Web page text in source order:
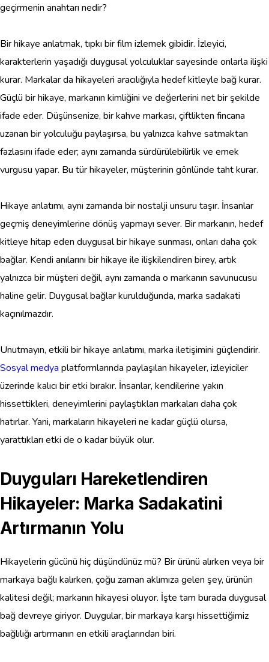
geçirmenin anahtarı nedir?
Bir hikaye anlatmak, tıpkı bir film izlemek gibidir. İzleyici,
karakterlerin yaşadığı duygusal yolculuklar sayesinde onlarla ilişki
kurar. Markalar da hikayeleri aracılığıyla hedef kitleyle bağ kurar.
Güçlü bir hikaye, markanın kimliğini ve değerlerini net bir şekilde
ifade eder. Düşünsenize, bir kahve markası, çiftlikten fincana
uzanan bir yolculuğu paylaşırsa, bu yalnızca kahve satmaktan
fazlasını ifade eder; aynı zamanda sürdürülebilirlik ve emek
vurgusu yapar. Bu tür hikayeler, müşterinin gönlünde taht kurar.
Hikaye anlatımı, aynı zamanda bir nostalji unsuru taşır. İnsanlar
geçmiş deneyimlerine dönüş yapmayı sever. Bir markanın, hedef
kitleye hitap eden duygusal bir hikaye sunması, onları daha çok
bağlar. Kendi anılarını bir hikaye ile ilişkilendiren birey, artık
yalnızca bir müşteri değil, aynı zamanda o markanın savunucusu
haline gelir. Duygusal bağlar kurulduğunda, marka sadakati
kaçınılmazdır.
Unutmayın, etkili bir hikaye anlatımı, marka iletişimini güçlendirir.
Sosyal medya platformlarında paylaşılan hikayeler, izleyiciler
üzerinde kalıcı bir etki bırakır. İnsanlar, kendilerine yakın
hissettikleri, deneyimlerini paylaştıkları markaları daha çok
hatırlar. Yani, markaların hikayeleri ne kadar güçlü olursa,
yarattıkları etki de o kadar büyük olur.
Duyguları Hareketlendiren
Hikayeler: Marka Sadakatini
Artırmanın Yolu
Hikayelerin gücünü hiç düşündünüz mü? Bir ürünü alırken veya bir
markaya bağlı kalırken, çoğu zaman aklımıza gelen şey, ürünün
kalitesi değil; markanın hikayesi oluyor. İşte tam burada duygusal
bağ devreye giriyor. Duygular, bir markaya karşı hissettiğimiz
bağlılığı artırmanın en etkili araçlarından biri.